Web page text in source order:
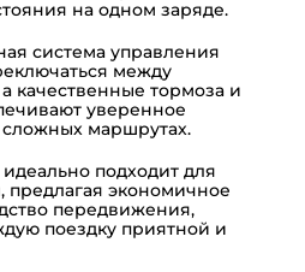
на одном заряде.
система управления
между
качественные тормоза и
уверенное
маршрутах.
подходит для
предлагая экономичное
передвижения,
поездку приятной и